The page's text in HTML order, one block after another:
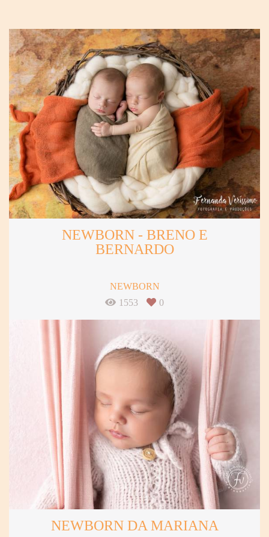
NEWBORN - BRENO E
BERNARDO
NEWBORN
1553
0
NEWBORN DA MARIANA